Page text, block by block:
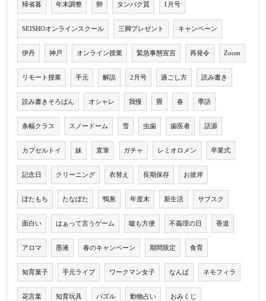
帰省暮 年末調整 卵 タンパク質 1月号
SEISHOオンラインスクール 三脚プレゼント キャンペーン
伊丹 神戸 オンライン授業 緊急事態宣言 再発令 Zoom
リモート授業 手元 解説 2月号 過ごし方 読み書き
読み書きそろばん オシャレ 我慢 畳 春 季語
条幅クラス スノードーム 雪 虫歯 歯医者 語源
カプセルトイ 妹 直筆 ガチャ レミオロメン 卒業式
記念日 クリーニング 衣替え 長期保存 お彼岸
ぼたもち たなぼた 鴨葱 年度末 新生活 サブスク
面白い はぁって言うゲーム 嘘も方便 不義理の日 香道
アロマ 墨液 春のキャンペーン 期間限定 食育
知育菓子 手元ライブ ワークマン女子 なんば ネモフィラ
花言葉 知育玩具 パズル 動物占い おみくじ